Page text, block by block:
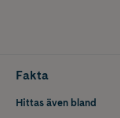
Fakta
Hittas även bland